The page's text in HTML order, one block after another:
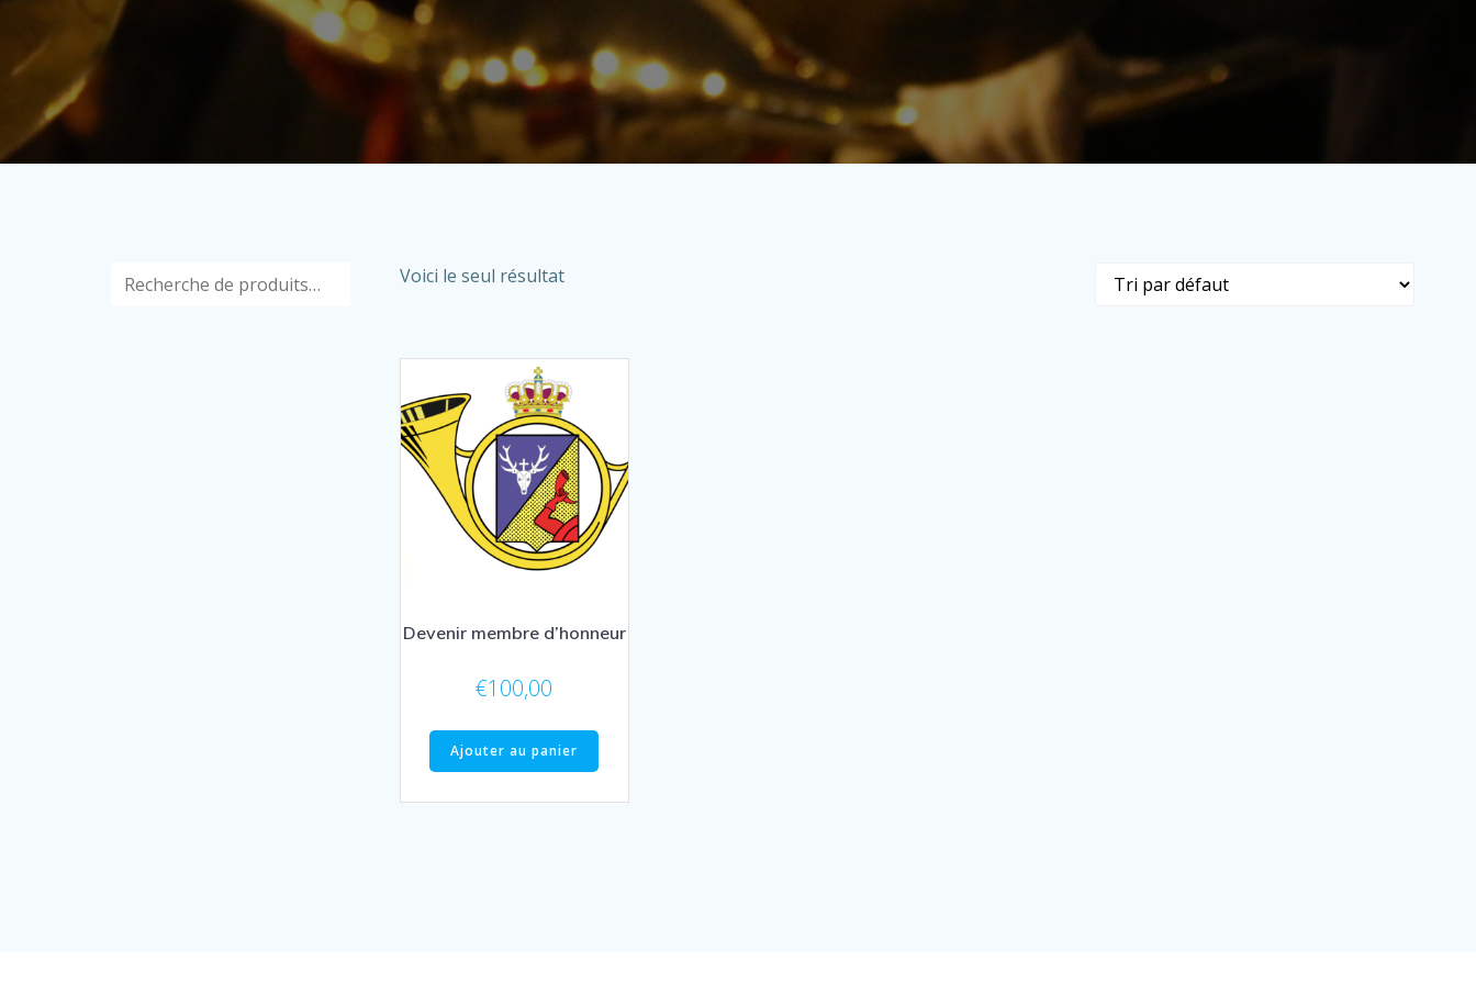
Recherche
Voici le seul résultat
Devenir membre d’honneur
€100,00
Ajouter au panier